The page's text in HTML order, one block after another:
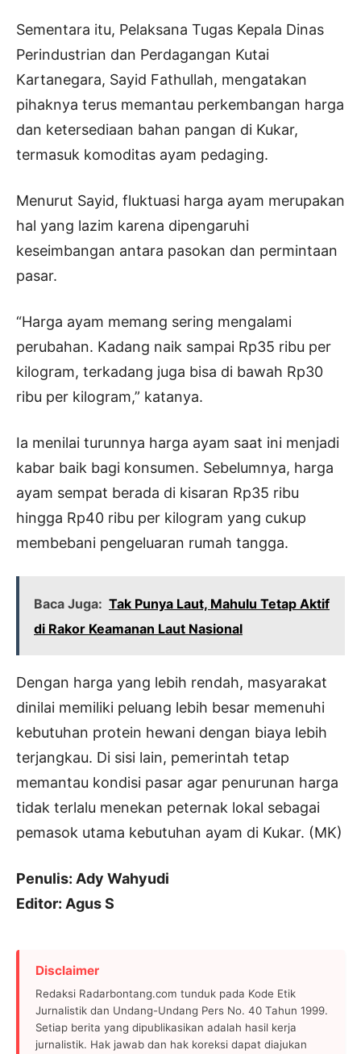
Sementara itu, Pelaksana Tugas Kepala Dinas
Perindustrian dan Perdagangan Kutai
Kartanegara, Sayid Fathullah, mengatakan
pihaknya terus memantau perkembangan harga
dan ketersediaan bahan pangan di Kukar,
termasuk komoditas ayam pedaging.
Menurut Sayid, fluktuasi harga ayam merupakan
hal yang lazim karena dipengaruhi
keseimbangan antara pasokan dan permintaan
pasar.
“Harga ayam memang sering mengalami
perubahan. Kadang naik sampai Rp35 ribu per
kilogram, terkadang juga bisa di bawah Rp30
ribu per kilogram,” katanya.
Ia menilai turunnya harga ayam saat ini menjadi
kabar baik bagi konsumen. Sebelumnya, harga
ayam sempat berada di kisaran Rp35 ribu
hingga Rp40 ribu per kilogram yang cukup
membebani pengeluaran rumah tangga.
Baca Juga: Tak Punya Laut, Mahulu Tetap Aktif
di Rakor Keamanan Laut Nasional
Dengan harga yang lebih rendah, masyarakat
dinilai memiliki peluang lebih besar memenuhi
kebutuhan protein hewani dengan biaya lebih
terjangkau. Di sisi lain, pemerintah tetap
memantau kondisi pasar agar penurunan harga
tidak terlalu menekan peternak lokal sebagai
pemasok utama kebutuhan ayam di Kukar. (MK)
Penulis: Ady Wahyudi
Editor: Agus S
Disclaimer
Redaksi Radarbontang.com tunduk pada Kode Etik
Jurnalistik dan Undang-Undang Pers No. 40 Tahun 1999.
Setiap berita yang dipublikasikan adalah hasil kerja
jurnalistik. Hak jawab dan hak koreksi dapat diajukan